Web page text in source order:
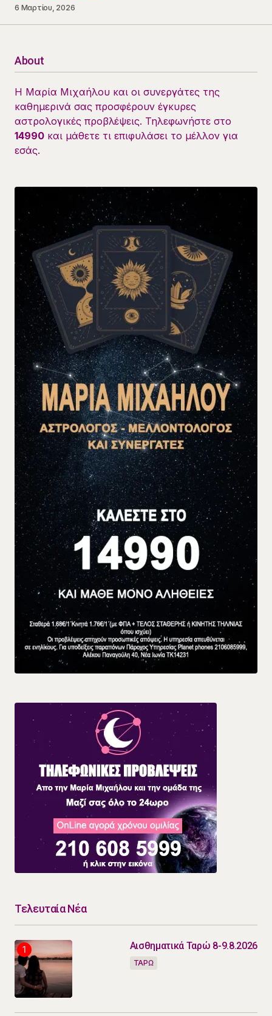
6 Μαρτίου, 2026
About
Η Μαρία Μιχαήλου και οι συνεργάτες της
καθημερινά σας προσφέρουν έγκυρες
αστρολογικές προβλέψεις. Τηλεφωνήστε στο
14990 και μάθετε τι επιφυλάσει το μέλλον για
εσάς.
Τελευταία Νέα
Αισθηματικά Ταρώ 8-9.8.2026
ΤΑΡΩ